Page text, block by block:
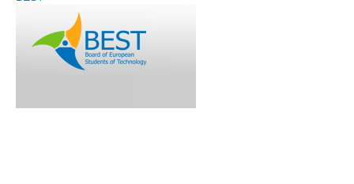
RobotiqueFF
Hardcore entrepreneur
Colaborari